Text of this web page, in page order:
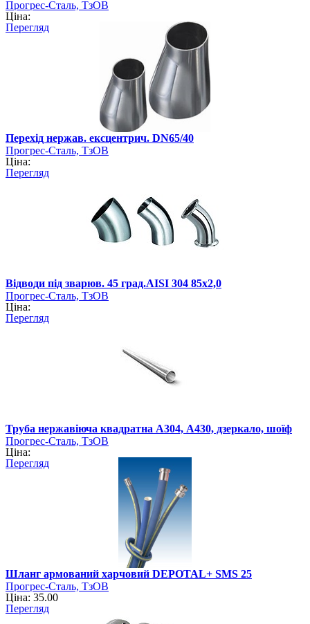
Прогрес-Сталь, ТзОВ
Ціна:
Перегляд
Перехід нержав. ексцентрич. DN65/40
Прогрес-Сталь, ТзОВ
Ціна:
Перегляд
Відводи під зварюв. 45 град.AISI 304 85х2,0
Прогрес-Сталь, ТзОВ
Ціна:
Перегляд
Труба нержавіюча квадратна А304, А430, дзеркало, шоїф
Прогрес-Сталь, ТзОВ
Ціна:
Перегляд
Шланг армований харчовий DEPOTAL+ SMS 25
Прогрес-Сталь, ТзОВ
Ціна: 35.00
Перегляд